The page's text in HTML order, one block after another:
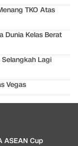
TKO Atas
Dunia Kelas Berat
Selangkah Lagi
Vegas
ASEAN Cup